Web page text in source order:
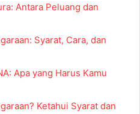
Antara Peluang dan
Syarat, Cara, dan
Apa yang Harus Kamu
Ketahui Syarat dan